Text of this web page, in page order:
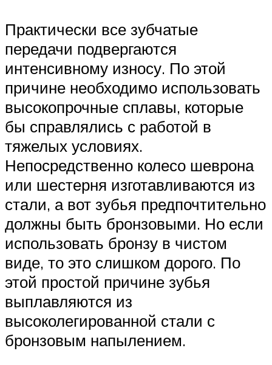
Практически все зубчатые
передачи подвергаются
интенсивному износу. По этой
причине необходимо использовать
высокопрочные сплавы, которые
бы справлялись с работой в
тяжелых условиях.
Непосредственно колесо шеврона
или шестерня изготавливаются из
стали, а вот зубья предпочтительно
должны быть бронзовыми. Но если
использовать бронзу в чистом
виде, то это слишком дорого. По
этой простой причине зубья
выплавляются из
высоколегированной стали с
бронзовым напылением.